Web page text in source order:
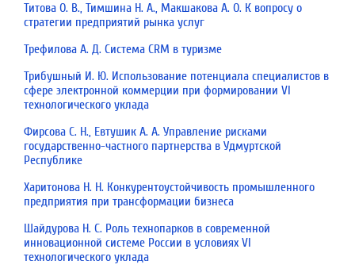
Титова О. В., Тимшина Н. А., Макшакова А. О. К вопросу о
стратегии предприятий рынка услуг
Трефилова А. Д. Система CRM в туризме
Трибушный И. Ю. Использование потенциала специалистов в
сфере электронной коммерции при формировании VI
технологического уклада
Фирсова С. Н., Евтушик А. А. Управление рисками
государственно-частного партнерства в Удмуртской
Республике
Харитонова Н. Н. Конкурентоустойчивость промышленного
предприятия при трансформации биз­неса
Шайдурова Н. С. Роль технопарков в современной
инновационной системе России в условиях VI
технологического уклада